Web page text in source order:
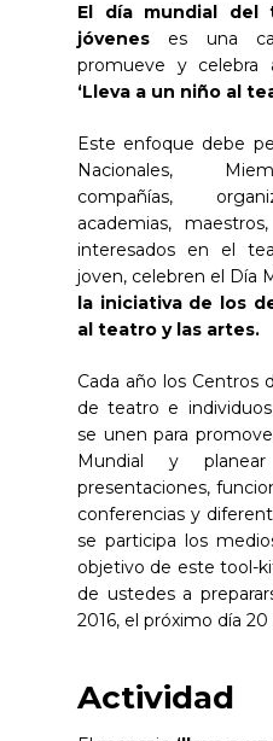
El día mundial del
jóvenes es una
promueve y celebra
‘Lleva a un niño al
Este enfoque debe
Nacionales,
compañías,
academias,
interesados en el
joven, celebren el Día
la iniciativa de los
al teatro y las artes.
Cada año los Centros
de teatro e
se unen para
Mundial y
presentaciones,
conferencias y
se participa los
objetivo de este tool-
de ustedes a
2016, el próximo día
Actividad